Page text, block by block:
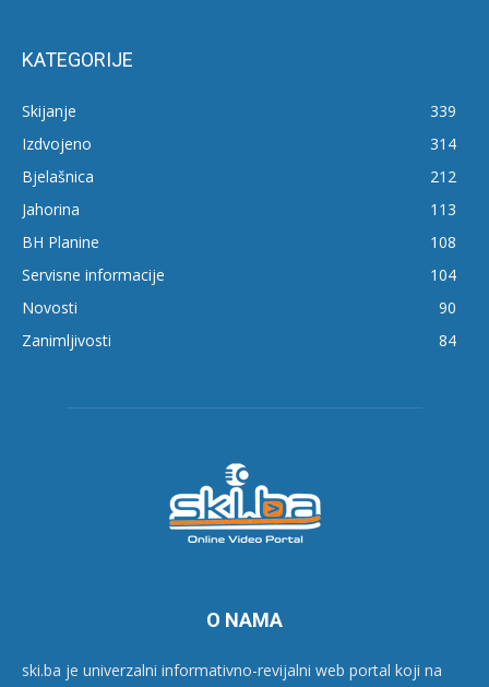
KATEGORIJE
Skijanje
339
Izdvojeno
314
Bjelašnica
212
Jahorina
113
BH Planine
108
Servisne informacije
104
Novosti
90
Zanimljivosti
84
O NAMA
ski.ba je univerzalni informativno-revijalni web portal koji na